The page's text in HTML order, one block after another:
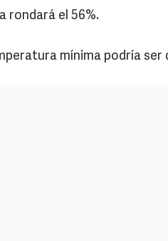
rondará el 56%.
mínima podría ser